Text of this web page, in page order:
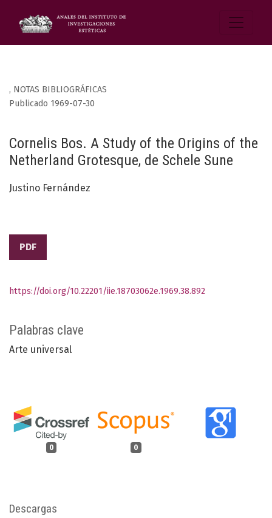
, NOTAS BIBLIOGRÁFICAS
Cornelis Bos. A Study of the Origins of the
Netherland Grotesque, de Schele Sune
Publicado 1969-07-30
Justino Fernández
PDF
Palabras clave
Arte universal
0 0
https://doi.org/10.22201/iie.18703062e.1969.38.892
Descargas